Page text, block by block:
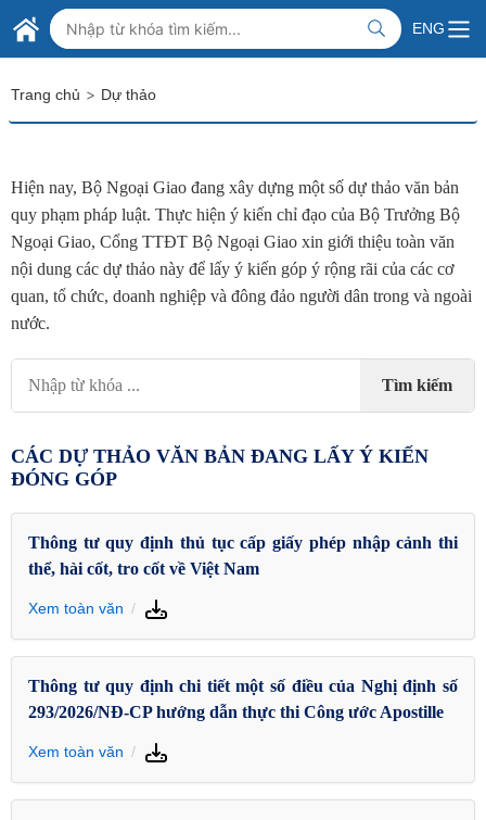
Skip to Main Content
BỘ NGOẠI GIAO VIỆT NAM
MINISTRY OF FOREIGN AFFAIRS
ENG
Trang chủ > Dự thảo
Hiện nay, Bộ Ngoại Giao đang xây dựng một số dự thảo văn bản
quy phạm pháp luật. Thực hiện ý kiến chỉ đạo của Bộ Trưởng Bộ
Ngoại Giao, Cổng TTĐT Bộ Ngoại Giao xin giới thiệu toàn văn
nội dung các dự thảo này để lấy ý kiến góp ý rộng rãi của các cơ
quan, tổ chức, doanh nghiệp và đông đảo người dân trong và ngoài
nước.
Tìm kiếm
CÁC DỰ THẢO VĂN BẢN ĐANG LẤY Ý KIẾN
ĐÓNG GÓP
Thông tư quy định thủ tục cấp giấy phép nhập cảnh thi
thể, hài cốt, tro cốt về Việt Nam
Xem toàn văn
Thông tư quy định chi tiết một số điều của Nghị định số
293/2026/NĐ-CP hướng dẫn thực thi Công ước Apostille
Xem toàn văn